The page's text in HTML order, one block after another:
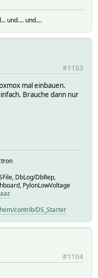
und.... und....
#1103
mal einbauen.
Brauche dann nur
DbLog/DbRep,
PylonLowVoltage
contrib/DS_Starter
#1104